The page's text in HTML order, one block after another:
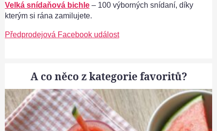
Velká snídaňová bichle – 100 výborných snídaní, díky
kterým si rána zamilujete.
Předprodejová Facebook událost
A co něco z kategorie favoritů?